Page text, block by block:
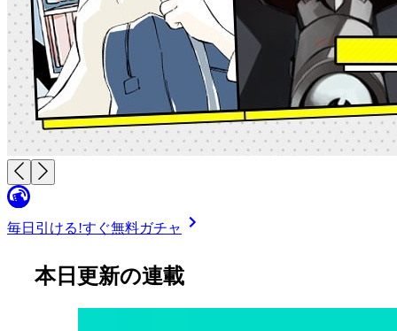
毎日引ける!すぐ無料ガチャ
本日更新の連載